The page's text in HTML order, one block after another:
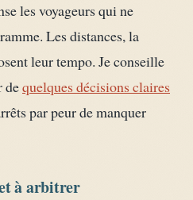
les voyageurs qui ne
Les distances, la
leur tempo. Je conseille
dequelques décisions claires
par peur de manquer
à arbitrer